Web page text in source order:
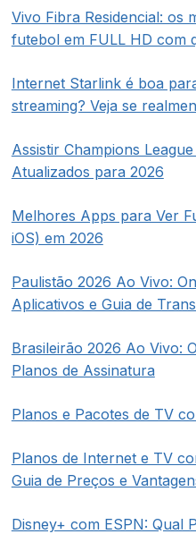
Vivo Fibra Residencial: os
futebol em FULL HD com
Internet Starlink é boa
streaming? Veja se
Assistir Champions
Atualizados para 2026
Melhores Apps para Ver
iOS) em 2026
Paulistão 2026 Ao Vivo:
Aplicativos e Guia de
Brasileirão 2026 Ao Vivo:
Planos de Assinatura
Planos e Pacotes de TV
Planos de Internet e TV
Guia de Preços e
Disney+ com ESPN: Qual